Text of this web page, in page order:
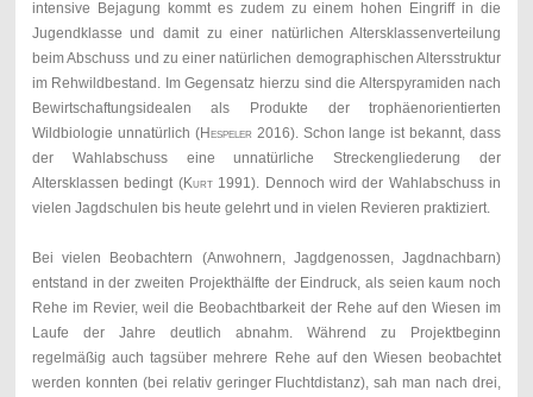
intensive Bejagung kommt es zudem zu einem hohen Eingriff in die
Jugendklasse und damit zu einer natürlichen Altersklassenverteilung
beim Abschuss und zu einer natürlichen demographischen Altersstruktur
im Rehwildbestand. Im Gegensatz hierzu sind die Alterspyramiden nach
Bewirtschaftungsidealen als Produkte der trophäenorientierten
Wildbiologie unnatürlich (Hespeler 2016). Schon lange ist bekannt, dass
der Wahlabschuss eine unnatürliche Streckengliederung der
Altersklassen bedingt (Kurt1991). Dennoch wird der Wahlabschuss in
vielen Jagdschulen bis heute gelehrt und in vielen Revieren praktiziert.
Bei vielen Beobachtern (Anwohnern, Jagdgenossen, Jagdnachbarn)
entstand in der zweiten Projekthälfte der Eindruck, als seien kaum noch
Rehe im Revier, weil die Beobachtbarkeit der Rehe auf den Wiesen im
Laufe der Jahre deutlich abnahm. Während zu Projektbeginn
regelmäßig auch tagsüber mehrere Rehe auf den Wiesen beobachtet
werden konnten (bei relativ geringer Fluchtdistanz), sah man nach drei,